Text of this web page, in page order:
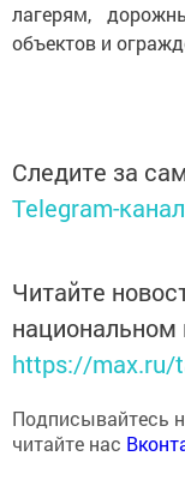
лагерям,
объектов и
Следите за
Telegram-
Читайте
https://max.ru/
Подписывайтесь
читайте нас